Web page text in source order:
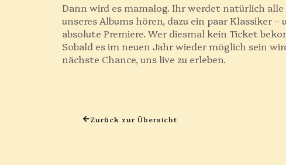
Dann wird es mamalog. Ihr werdet natürlich alle
unseres Albums hören, dazu ein paar Klassiker –
absolute Premiere. Wer diesmal kein Ticket
Sobald es im neuen Jahr wieder möglich sein
nächste Chance, uns live zu erleben.
Zurück zur Übersicht